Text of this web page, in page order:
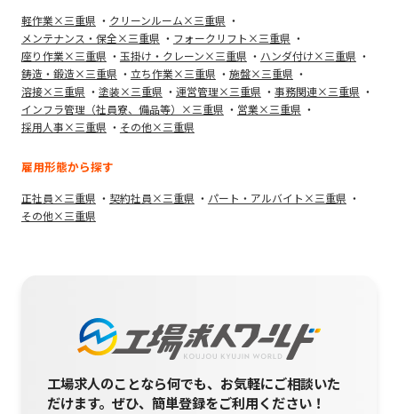
軽作業×三重県
クリーンルーム×三重県
メンテナンス・保全×三重県
フォークリフト×三重県
座り作業×三重県
玉掛け・クレーン×三重県
ハンダ付け×三重県
鋳造・鍛造×三重県
立ち作業×三重県
施盤×三重県
溶接×三重県
塗装×三重県 運営管理×三重県
事務関連×三重県
インフラ管理（社員寮、備品等）×三重県
営業×三重県
採用人事×三重県
その他×三重県
雇用形態から探す
正社員×三重県 契約社員×三重県
パート・アルバイト×三重県
その他×三重県
工場求人のことなら何でも、お気軽にご相談いた
だけます。ぜひ、簡単登録をご利用ください！